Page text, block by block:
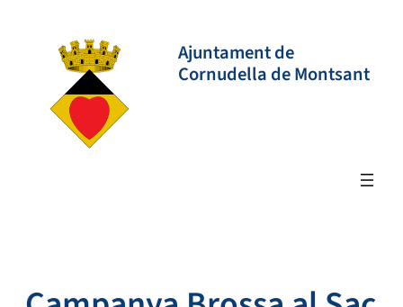
contingut
Ajuntament de
Cornudella de Montsant